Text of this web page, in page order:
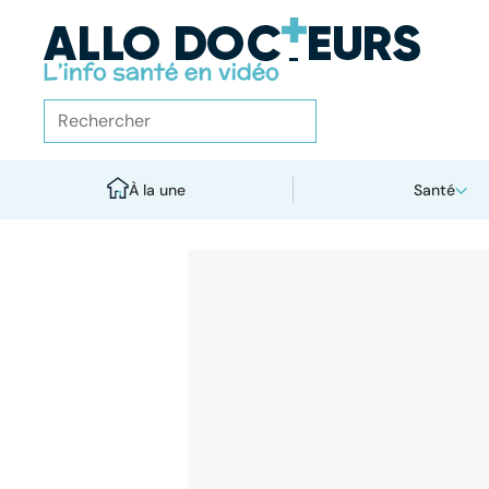
À la une Santé